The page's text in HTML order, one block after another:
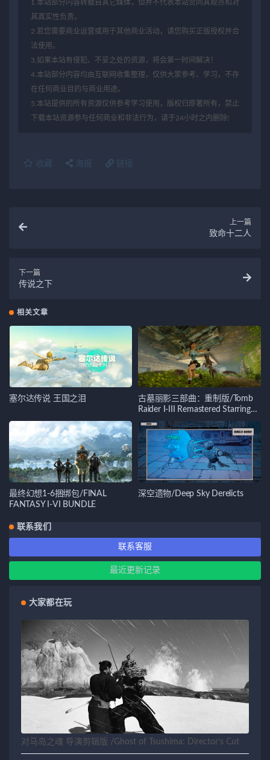
1.本站部分内容转载自其它媒体，但并不代表本站赞同其观点和对
其真实性负责。
2.若您需要商业运营或用于其他商业活动，请您购买正版授权并合
法使用。
3.如果本站有侵犯、不妥之处的资源，将会第一时间解决！
4.本站部分内容均由互联网收集整理，仅供大家参考、学习，不存
在任何商业目的与商业用途。
5.本站提供的所有资源仅供参考学习使用，版权归原著所有，禁止
下载本站资源参与任何商业和非法行为，请于24小时之内删除!
收藏 海报 链接
上一篇
致命十二人
下一篇
传说之下
相关文章
塞尔达传说 王国之泪
古墓丽影三部曲：重制版/Tomb
Raider I-III Remastered Starring
Lara Croft
最终幻想1-6捆绑包/FINAL
FANTASY I-VI BUNDLE
深空遗物/Deep Sky Derelicts
联系我们
联系客服
最近更新记录
大家都在玩
对马岛之魂 导演剪辑版 /Ghost of Tsushima: Director’s Cut